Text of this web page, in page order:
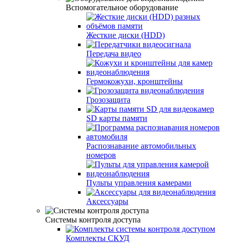
Вспомогательное оборудование
Жесткие диски (HDD)
Передача видео
Гермокожухи, кронштейны
Грозозащита
SD карты памяти
Распознавание автомобильных
номеров
Пульты управления камерами
Аксессуары
Системы контроля доступа
Комплекты СКУД